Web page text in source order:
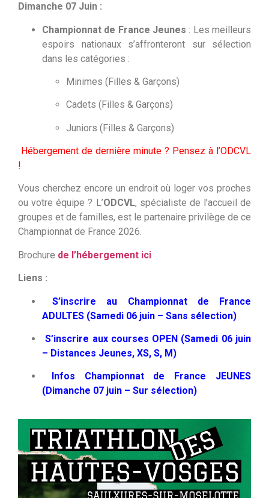
Dimanche 07 Juin :
Championnat de France Jeunes : Les meilleurs
espoirs nationaux s’affronteront sur sélection
dans les catégories :
Minimes (Filles & Garçons)
Cadets (Filles & Garçons)
Juniors (Filles & Garçons)
Hébergement de dernière minute ? Pensez à l’ODCVL
!
Vous cherchez encore un endroit où loger vos proches
ou votre équipe ? L’ODCVL, spécialiste de l’accueil de
groupes et de familles, est le partenaire privilège de ce
Championnat de France 2026.
Brochure de l’hébergement ici
Liens :
S’inscrire au Championnat de France
ADULTES (Samedi 06 juin – Sans sélection)
S’inscrire aux courses OPEN (Samedi 06 juin
– Distances Jeunes, XS, S, M)
Infos Championnat de France JEUNES
(Dimanche 07 juin – Sur sélection)